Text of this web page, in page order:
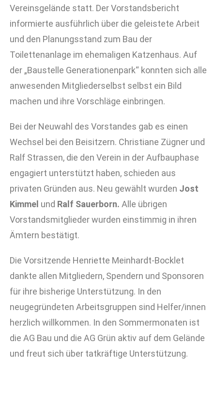
Vereinsgelände statt. Der Vorstandsbericht
informierte ausführlich über die geleistete Arbeit
und den Planungsstand zum Bau der
Toilettenanlage im ehemaligen Katzenhaus. Auf
der „Baustelle Generationenpark“ konnten sich alle
anwesenden Mitgliederselbst selbst ein Bild
machen und ihre Vorschläge einbringen.
Bei der Neuwahl des Vorstandes gab es einen
Wechsel bei den Beisitzern. Christiane Zügner und
Ralf Strassen, die den Verein in der Aufbauphase
engagiert unterstützt haben, schieden aus
privaten Gründen aus. Neu gewählt wurden Jost
Kimmel und Ralf Sauerborn. Alle übrigen
Vorstandsmitglieder wurden einstimmig in ihren
Ämtern bestätigt.
Die Vorsitzende Henriette Meinhardt-Bocklet
dankte allen Mitgliedern, Spendern und Sponsoren
für ihre bisherige Unterstützung. In den
neugegründeten Arbeitsgruppen sind Helfer/innen
herzlich willkommen. In den Sommermonaten ist
die AG Bau und die AG Grün aktiv auf dem Gelände
und freut sich über tatkräftige Unterstützung.